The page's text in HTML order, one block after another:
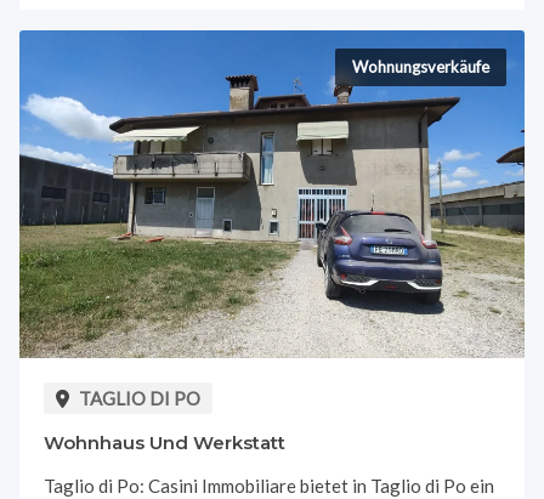
Wohnungsverkäufe
TAGLIO DI PO
Wohnhaus Und Werkstatt
Taglio di Po: Casini Immobiliare bietet in Taglio di Po ein